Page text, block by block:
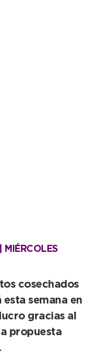
cosechados
esta semana en
gracias al
propuesta